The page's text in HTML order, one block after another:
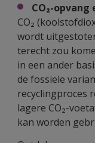
CO₂-
CO₂
wordt
terecht zou
in een ander
de fossiele
recyclingproces
lagere CO₂-
kan worden